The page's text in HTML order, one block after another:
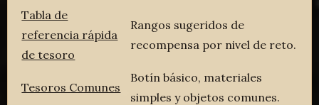
Tabla de
referencia rápida
de tesoro
Rangos sugeridos de
recompensa por nivel de reto.
Tesoros Comunes
Botín básico, materiales
simples y objetos comunes.